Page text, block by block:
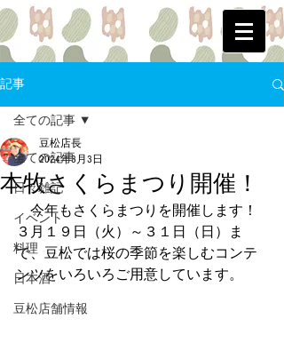
記事
全ての記事
日々雑記
イベント
料理
日本酒
豆松店舗情報
全ての記事
本牧さくらまつり開催！
豆松店長
2024年3月3日
今年もさくらまつりを開催します！
３月１９日（火）～３１日（日）ま
で、豆松では桜の季節を楽しむコンテ
ンツをいろいろご用意しています。